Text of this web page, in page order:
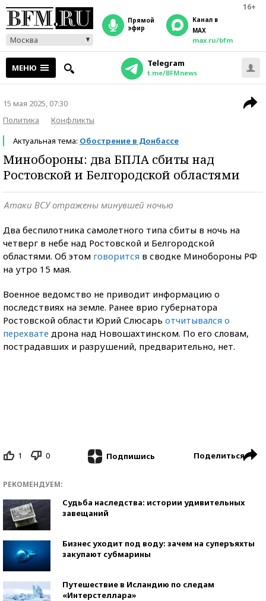
16+
Москва
прямой
эфир
Канал в
MAX
max.ru/bfm
МЕНЮ Telegram
t.me/BFMnews
15 мая 2025, 07:30
Политика
Конфликты
Актуальная тема: Обострение в Донбассе
Минобороны: два БПЛА сбиты над
Ростовской и Белгородской областями
Атаки ВСУ отражены минувшей ночью
Два беспилотника самолетного типа сбиты в ночь на
четверг в небе над Ростовской и Белгородской
областями. Об этом говорится в сводке Минобороны РФ
на утро 15 мая.
Военное ведомство не приводит информацию о
последствиях на земле. Ранее врио губернатора
Ростовской области Юрий Слюсарь отчитывался о
перехвате дрона над Новошахтинском. По его словам,
пострадавших и разрушений, предварительно, нет.
1 0 Подпишись Поделиться
РЕКОМЕНДУЕМ:
Судьба наследства: истории удивительных
завещаний
Бизнес уходит под воду: зачем на суперъяхты
закупают субмарины
Путешествие в Исландию по следам
«Интерстеллара»